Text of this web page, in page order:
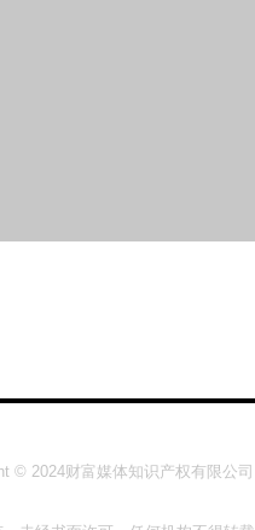
© 2024财富媒体知识产权有限公司